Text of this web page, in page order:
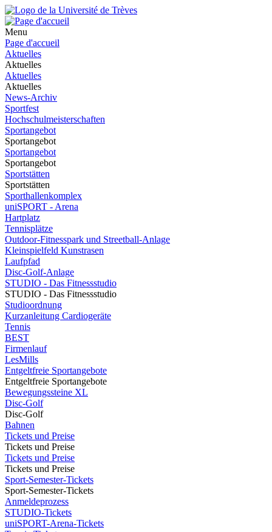
Menu
Page d'accueil
Aktuelles
Aktuelles
Aktuelles
Aktuelles
News-Archiv
Sportfest
Hochschulmeisterschaften
Sportangebot
Sportangebot
Sportangebot
Sportangebot
Sportstätten
Sportstätten
Sporthallenkomplex
uniSPORT - Arena
Hartplatz
Tennisplätze
Outdoor-Fitnesspark und Streetball-Anlage
Kleinspielfeld Kunstrasen
Laufpfad
Disc-Golf-Anlage
STUDIO - Das Fitnessstudio
STUDIO - Das Fitnessstudio
Studioordnung
Kurzanleitung Cardiogeräte
Tennis
BEST
Firmenlauf
LesMills
Entgeltfreie Sportangebote
Entgeltfreie Sportangebote
Bewegungssteine XL
Disc-Golf
Disc-Golf
Bahnen
Tickets und Preise
Tickets und Preise
Tickets und Preise
Tickets und Preise
Sport-Semester-Tickets
Sport-Semester-Tickets
Anmeldeprozess
STUDIO-Tickets
uniSPORT-Arena-Tickets